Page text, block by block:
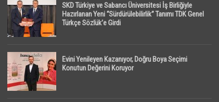
SKD Türkiye ve Sabancı Üniversitesi İş Birliğiyle
Hazırlanan Yeni “Sürdürülebilirlik” Tanımı TDK Genel
Türkçe Sözlük’e Girdi
Evini Yenileyen Kazanıyor, Doğru Boya Seçimi
Konutun Değerini Koruyor